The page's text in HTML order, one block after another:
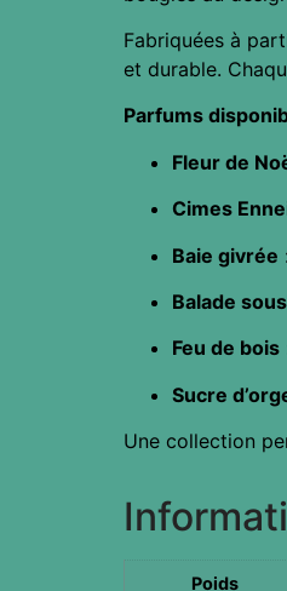
Fabriquées à
et durable.
Parfums
Fleur de
Cimes
Baie givrée
Balade
Feu de bois
Sucre
Une collection
Poids